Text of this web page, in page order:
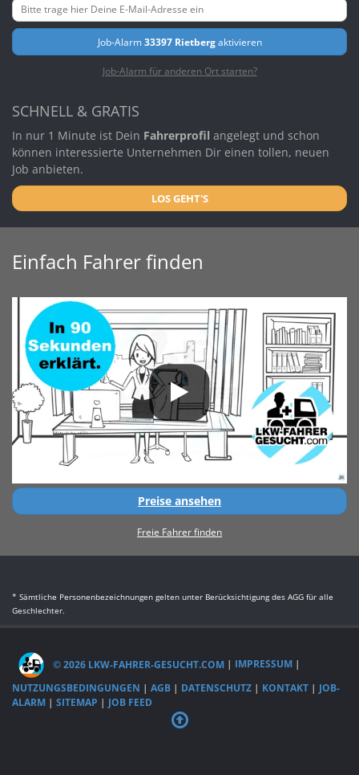
Job-Alarm33397 Rietbergaktivieren
Job-Alarm für anderen Ort starten?
SCHNELL & GRATIS
In nur 1 Minute ist Dein Fahrerprofil angelegt und schon
können interessierte Unternehmen Dir einen tollen, neuen
Job anbieten.
LOS GEHT'S
Einfach Fahrer finden
Preise ansehen
Freie Fahrer finden
* Sämtliche Personenbezeichnungen gelten unter Berücksichtigung des AGG für alle
Geschlechter.
© 2026 LKW-FAHRER-GESUCHT.COM | IMPRESSUM |
NUTZUNGSBEDINGUNGEN | AGB | DATENSCHUTZ | KONTAKT | JOB-
ALARM | SITEMAP | JOB FEED